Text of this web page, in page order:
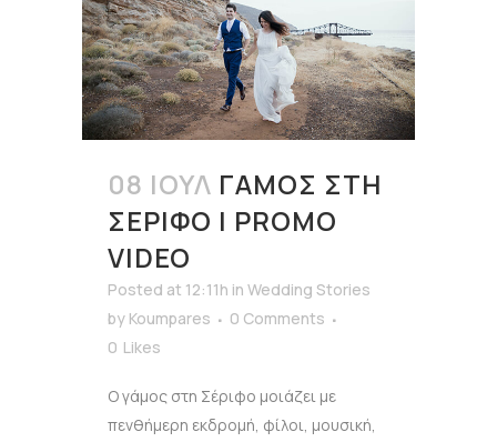
08 ΙΟΎΛ ΓΆΜΟΣ ΣΤΗ
ΣΈΡΙΦΟ | PROMO
VIDEO
Posted at 12:11h in Wedding Stories
by Koumpares
0 Comments
0 Likes
Ο γάμος στη Σέριφο μοιάζει με
πενθήμερη εκδρομή, φίλοι, μουσική,